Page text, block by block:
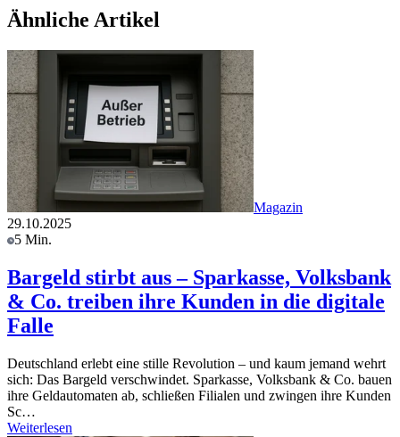
Ähnliche Artikel
Magazin
29.10.2025
5 Min.
Bargeld stirbt aus – Sparkasse, Volksbank
& Co. treiben ihre Kunden in die digitale
Falle
Deutschland erlebt eine stille Revolution – und kaum jemand wehrt
sich: Das Bargeld verschwindet. Sparkasse, Volksbank & Co. bauen
ihre Geldautomaten ab, schließen Filialen und zwingen ihre Kunden
Sc…
Weiterlesen